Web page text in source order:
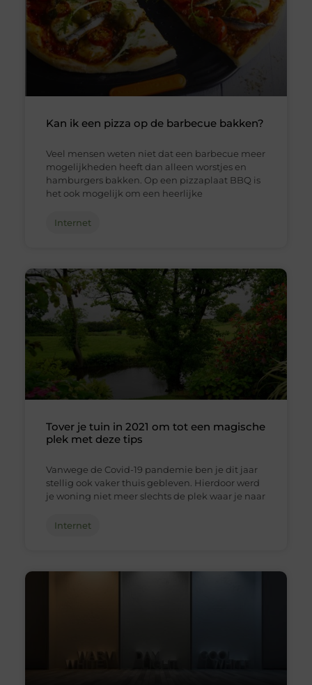
Kan ik een pizza op de barbecue bakken?
Veel mensen weten niet dat een barbecue meer
mogelijkheden heeft dan alleen worstjes en
hamburgers bakken. Op een pizzaplaat BBQ is
het ook mogelijk om een heerlijke
Internet
Tover je tuin in 2021 om tot een magische
plek met deze tips
Vanwege de Covid-19 pandemie ben je dit jaar
stellig ook vaker thuis gebleven. Hierdoor werd
je woning niet meer slechts de plek waar je naar
Internet